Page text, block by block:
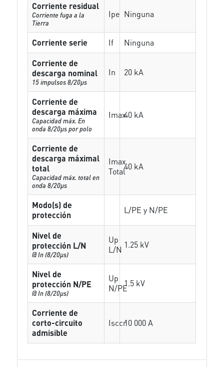
Corriente residual
Corriente fuga a la
Tierra
Ipe Ninguna
Corriente serie If
Ninguna
Corriente de
descarga nominal
15 impulsos 8/20µs
In 20 kA
Corriente de
descarga máxima
Capacidad máx. En
onda 8/20µs por polo
Imax40 kA
Corriente de
descarga máximal
total
Capacidad máx. total en
onda 8/20µs
Imax
Total40 kA
Modo(s) de
protección
L/PE y N/PE
Nivel de
protección L/N
@ In (8/20µs)
Up
L/N 1.25 kV
Nivel de
protección N/PE
@ In (8/20µs)
Up
N/PE1.5 kV
Corriente de
corto-circuito
admisible
Isccr10 000 A